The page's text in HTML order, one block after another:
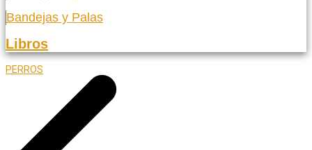
Bandejas y Palas
Libros
PERROS